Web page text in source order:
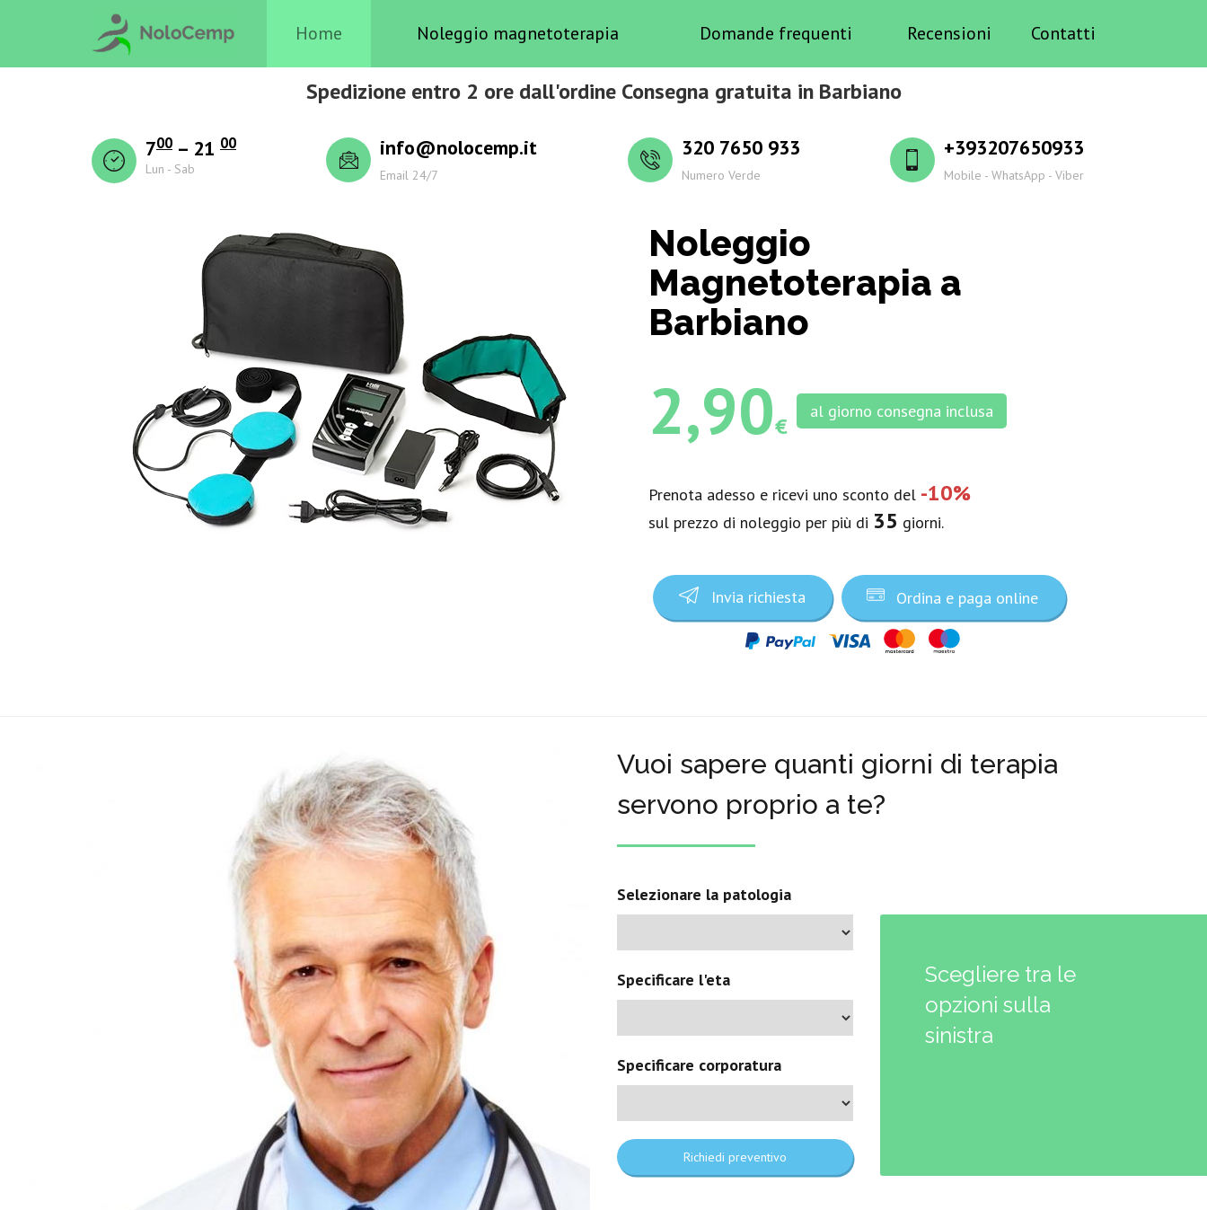
Home Noleggio magnetoterapia Domande frequenti Recensioni Contatti
Spedizione entro 2 ore dall'ordine Consegna gratuita in Barbiano
700 – 21 00
Lun - Sab
info@nolocemp.it
Email 24/7
320 7650 933
Numero Verde
+393207650933
Mobile - WhatsApp - Viber
Noleggio
Magnetoterapia a
Barbiano
2,90€
al giorno consegna inclusa
Prenota adesso e ricevi uno sconto del -10%
sul prezzo di noleggio per più di 35 giorni.
Invia richiesta Ordina e paga online
Vuoi sapere quanti giorni di terapia
servono proprio a te?
Selezionare la patologia
Specificare l'eta
Specificare corporatura
Richiedi preventivo
Scegliere tra le
opzioni sulla
sinistra